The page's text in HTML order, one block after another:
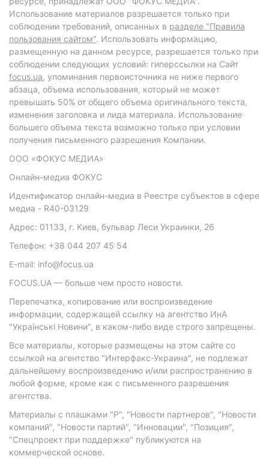
Использование материалов разрешается только при
соблюдении требований, описанных в разделе "Правила
пользования сайтом". Использовать информацию,
размещенную на данном ресурсе, разрешается только при
соблюдении следующих условий: гиперссылки на Сайт
focus.ua, упоминания первоисточника не ниже первого
абзаца, объема использования, который не может
превышать 50% от общего объема оригинального текста,
изменения заголовка и лида материала. Использование
большего объема текста возможно только при условии
получения письменного разрешения Компании.
ООО «ФОКУС МЕДИА»
Онлайн-медиа ФОКУС
Идентификатор онлайн-медиа в Реестре субъектов в сфере
медиа - R40-03129
Адрес: 01133, г. Киев, бульвар Леси Украинки, 26
Телефон: +38 044 207 45 54
E-mail: info@focus.ua
FOCUS.UA — больше чем просто новости.
Перепечатка, копирование или воспроизведение
информации, содержащей ссылку на агентство ИнА
"Українські Новини", в каком-либо виде строго запрещены.
Все материалы, которые размещены на этом сайте со
ссылкой на агентство "Интерфакс-Украина", не подлежат
дальнейшему воспроизведению и/или распространению в
любой форме, кроме как с письменного разрешения
агентства.
Материалы с плашками "Р", "Новости партнеров", "Новости
компаний", "Новости партий", "Инновации", "Позиция",
"Спецпроект при поддержке" публикуются на
коммерческой основе.